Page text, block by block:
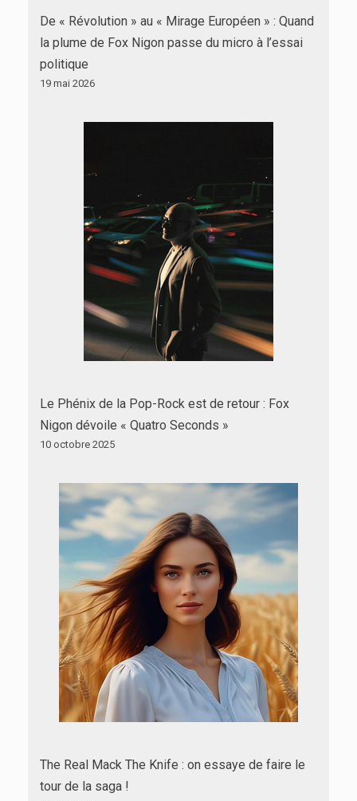
De « Révolution » au « Mirage Européen » : Quand
la plume de Fox Nigon passe du micro à l’essai
politique
19 mai 2026
Le Phénix de la Pop-Rock est de retour : Fox
Nigon dévoile « Quatro Seconds »
10 octobre 2025
The Real Mack The Knife : on essaye de faire le
tour de la saga !